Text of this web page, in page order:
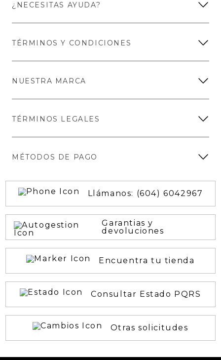
¿NECESITAS AYUDA?
TÉRMINOS Y CONDICIONES
NUESTRA MARCA
TÉRMINOS LEGALES
MÉTODOS DE PAGO
Llámanos: (604) 6042967
Garantias y
devoluciones
Encuentra tu tienda
Consultar Estado PQRS
Otras solicitudes